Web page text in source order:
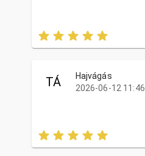
TÁ
Hajvágás
2026-06-12 11:46